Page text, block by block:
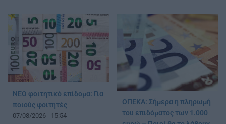
ΝΕΟ φοιτητικό επίδομα: Για
ποιούς φοιτητές
07/08/2026 - 15:54
ΟΠΕΚΑ: Σήμερα η πληρωμή
του επιδόματος των 1.000